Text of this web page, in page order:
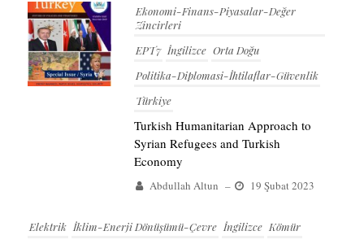
Ekonomi-Finans-Piyasalar-Değer
Zincirleri
EPT7 İngilizce Orta Doğu
Politika-Diplomasi-İhtilaflar-Güvenlik
Türkiye
Turkish Humanitarian Approach to
Syrian Refugees and Turkish
Economy
Abdullah Altun – 19 Şubat 2023
Elektrik İklim-Enerji Dönüşümü-Çevre İngilizce Kömür